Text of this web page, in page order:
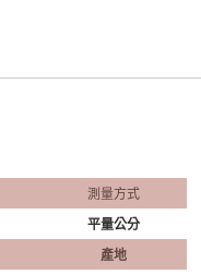
測量方式
平量公分
產地